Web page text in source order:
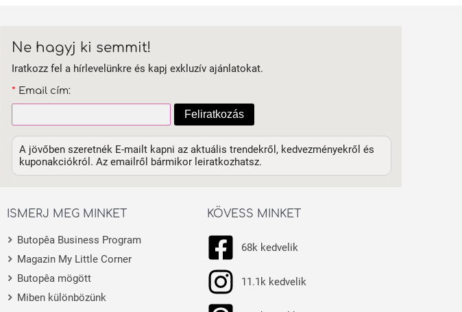
Ne hagyj ki semmit!
Iratkozz fel a hírlevelünkre és kapj exkluzív ajánlatokat.
* Email cím:
Feliratkozás
A jövőben szeretnék E-mailt kapni az aktuális trendekről, kedvezményekről és
kuponakciókról. Az emailről bármikor leiratkozhatsz.
ISMERJ MEG MINKET
Butopêa Business Program
Magazin My Little Corner
Butopêa mögött
Miben különbözünk
KÖVESS MINKET
68k kedvelik
11.1k kedvelik